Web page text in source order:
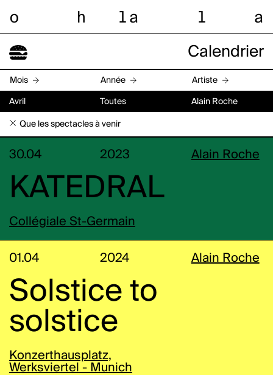
o h l a l a
Calendrier
Mois Année Artiste
Avril Toutes Alain Roche
Que les spectacles à venir
30.04 2023 Alain Roche
KATEDRAL
Collégiale St-Germain
01.04 2024 Alain Roche
Solstice to
solstice
Konzerthausplatz,
Werksviertel - Munich